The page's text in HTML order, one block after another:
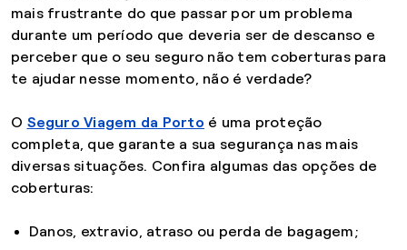
mais frustrante do que passar por um problema
durante um período que deveria ser de descanso e
perceber que o seu seguro não tem coberturas para
te ajudar nesse momento, não é verdade?
O Seguro Viagem da Porto é uma proteção
completa, que garante a sua segurança nas mais
diversas situações. Confira algumas das opções de
coberturas:
Danos, extravio, atraso ou perda de bagagem;